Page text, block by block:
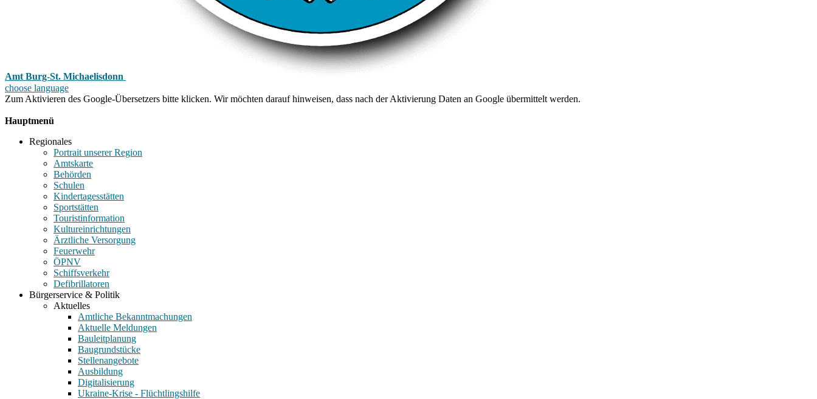
Amt Burg-St. Michaelisdonn
choose language
Zum Aktivieren des Google-Übersetzers bitte klicken. Wir möchten darauf hinweisen, dass nach der Aktivierung Daten an Google übermittelt werden.
Hauptmenü
Regionales
Portrait unserer Region
Amtskarte
Behörden
Schulen
Kindertagesstätten
Sportstätten
Touristinformation
Kultureinrichtungen
Ärztliche Versorgung
Feuerwehr
ÖPNV
Schiffsverkehr
Defibrillatoren
Bürgerservice & Politik
Aktuelles
Amtliche Bekanntmachungen
Aktuelle Meldungen
Bauleitplanung
Baugrundstücke
Stellenangebote
Ausbildung
Digitalisierung
Ukraine-Krise - Flüchtlingshilfe